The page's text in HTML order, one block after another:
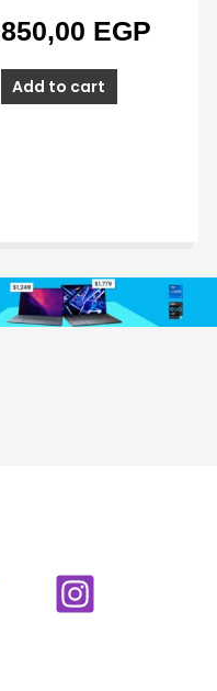
850,00 EGP
Add to cart